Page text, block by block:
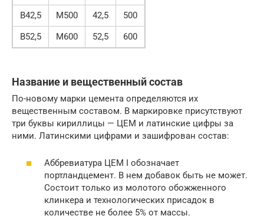
В42,5
М500 42,5
500
В52,5
М600 52,5 600
Название и вещественный состав
По-новому марки цемента определяются их
вещественным составом. В маркировке присутствуют
три буквы кириллицы — ЦЕМ и латинские цифры за
ними. Латинскими цифрами и зашифрован состав:
Аббревиатура ЦЕМ I обозначает
портландцемент. В нем добавок быть не может.
Состоит только из молотого обожженного
клинкера и технологических присадок в
количестве не более 5% от массы.